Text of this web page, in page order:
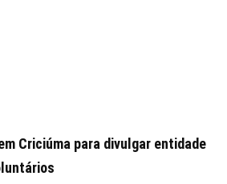
Criciúma para divulgar entidade